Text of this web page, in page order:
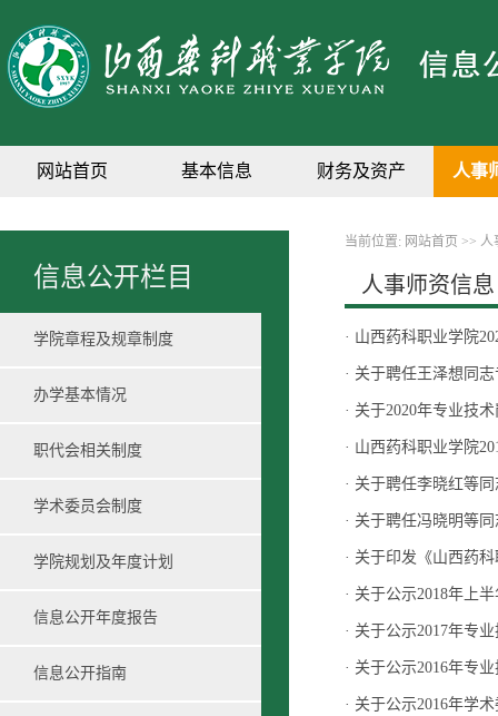
网站首页 基本信息 财务及资产 人事
信息公开栏目
学院章程及规章制度
办学基本情况
职代会相关制度
学术委员会制度
学院规划及年度计划
信息公开年度报告
信息公开指南
当前位置: 网站首页 >> 人
人事师资信息
· 山西药科职业学院
· 关于聘任王泽想同
· 关于2020年专业技
· 山西药科职业学院
· 关于聘任李晓红等
· 关于聘任冯晓明等
· 关于印发《山西药
· 关于公示2018年上
· 关于公示2017年专
· 关于公示2016年专
· 关于公示2016年学